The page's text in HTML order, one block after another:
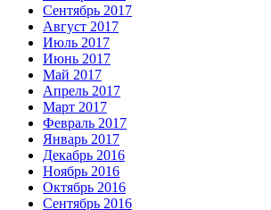
Сентябрь 2017
Август 2017
Июль 2017
Июнь 2017
Май 2017
Апрель 2017
Март 2017
Февраль 2017
Январь 2017
Декабрь 2016
Ноябрь 2016
Октябрь 2016
Сентябрь 2016